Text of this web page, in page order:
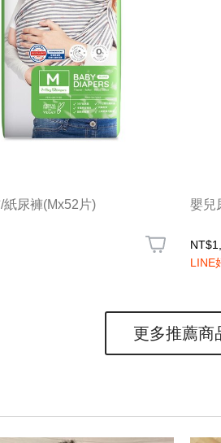
紙尿褲(Mx52片) 嬰兒
LINE
更多推薦商